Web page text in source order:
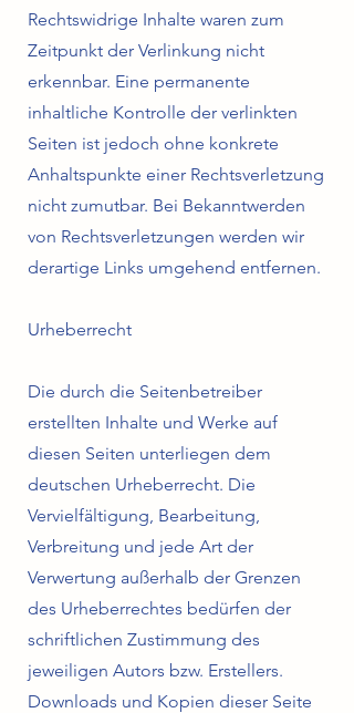
Rechtswidrige Inhalte waren zum
Zeitpunkt der Verlinkung nicht
erkennbar. Eine permanente
inhaltliche Kontrolle der verlinkten
Seiten ist jedoch ohne konkrete
Anhaltspunkte einer Rechtsverletzung
nicht zumutbar. Bei Bekanntwerden
von Rechtsverletzungen werden wir
derartige Links umgehend entfernen.
Urheberrecht
Die durch die Seitenbetreiber
erstellten Inhalte und Werke auf
diesen Seiten unterliegen dem
deutschen Urheberrecht. Die
Vervielfältigung, Bearbeitung,
Verbreitung und jede Art der
Verwertung außerhalb der Grenzen
des Urheberrechtes bedürfen der
schriftlichen Zustimmung des
jeweiligen Autors bzw. Erstellers.
Downloads und Kopien dieser Seite